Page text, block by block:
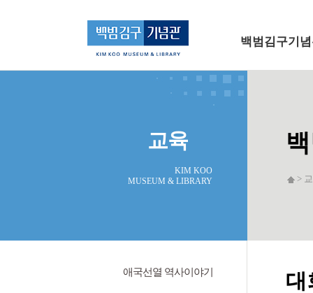
백범김구기
교육
KIM KOO
MUSEUM & LIBRARY
>
애국선열 역사이야기 대